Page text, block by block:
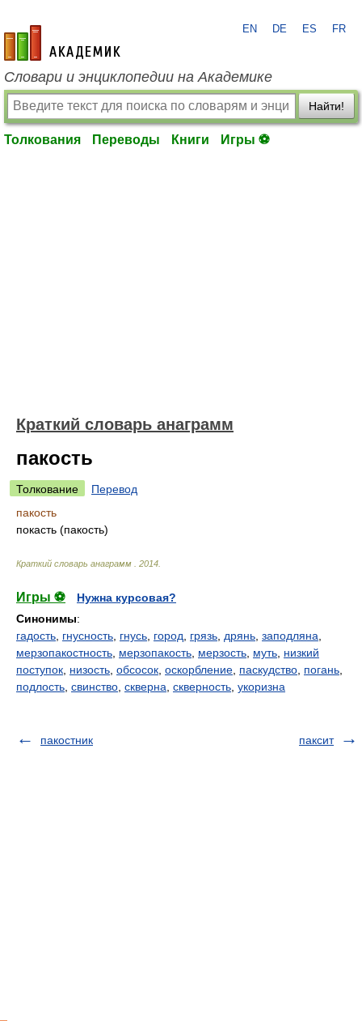
academic.ru
EN DE ES FR
Словари и энциклопедии на Академике
Найти!
Толкования Переводы Книги Игры ⚽
Краткий словарь анаграмм
пакость
Толкование
Перевод
пакость
покасть (пакость)
Краткий словарь анаграмм 2014
Игры ⚽
Нужна курсовая?
Синонимы:
гадость гнусность гнусь город грязь дрянь заподляна
мерзопакостность мерзопакость мерзость муть низкий
поступок низость обсосок оскорбление паскудство погань
подлость свинство скверна скверность укоризна
пакостник паксит